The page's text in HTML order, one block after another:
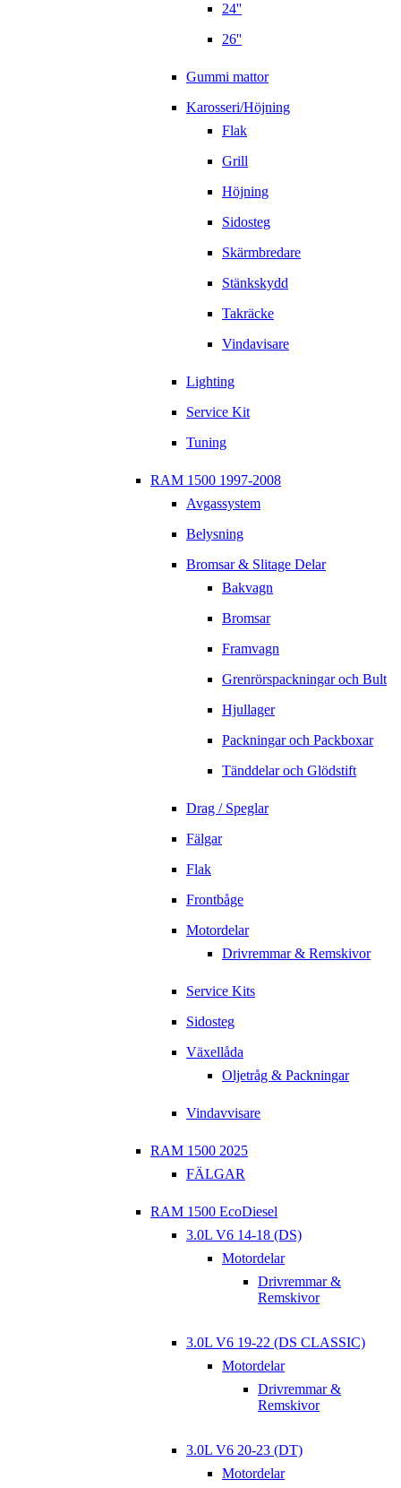
24''
26''
Gummi mattor
Karosseri/Höjning
Flak
Grill
Höjning
Sidosteg
Skärmbredare
Stänkskydd
Takräcke
Vindavisare
Lighting
Service Kit
Tuning
RAM 1500 1997-2008
Avgassystem
Belysning
Bromsar & Slitage Delar
Bakvagn
Bromsar
Framvagn
Grenrörspackningar och Bult
Hjullager
Packningar och Packboxar
Tänddelar och Glödstift
Drag / Speglar
Fälgar
Flak
Frontbåge
Motordelar
Drivremmar & Remskivor
Service Kits
Sidosteg
Växellåda
Oljetråg & Packningar
Vindavvisare
RAM 1500 2025
FÄLGAR
RAM 1500 EcoDiesel
3.0L V6 14-18 (DS)
Motordelar
Drivremmar &
Remskivor
3.0L V6 19-22 (DS CLASSIC)
Motordelar
Drivremmar &
Remskivor
3.0L V6 20-23 (DT)
Motordelar